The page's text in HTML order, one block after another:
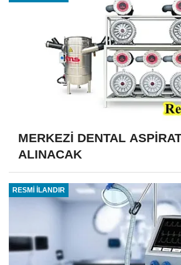
MERKEZİ DENTAL
ALINACAK
RESMİ İLANDIR